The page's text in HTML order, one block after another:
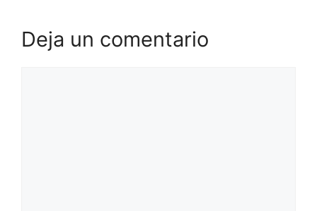
Deja un comentario